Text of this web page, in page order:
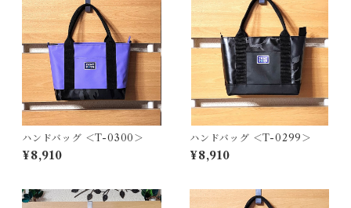
ハンドバッグ ＜T-0300＞
¥8,910
ハンドバッグ ＜T-0299＞
¥8,910